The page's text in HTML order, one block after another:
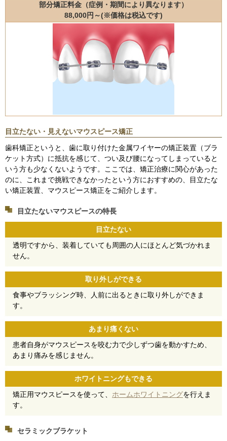
部分矯正料金（症例・期間により異なります）
88,000円～(※価格は税込です)
目立たない・見えないマウスピース矯正
歯科矯正というと、歯に取り付けた金属ワイヤーの矯正装置（ブラ
ケット方式）に抵抗を感じて、つい及び腰になってしまっていると
いう方も少なくないようです。ここでは、矯正治療に関心があった
のに、これまで挑戦できなかったという方におすすめの、目立たな
い矯正装置、マウスピース矯正をご紹介します。
目立たないマウスピースの特長
目立たない
透明ですから、装着していても周囲の人にほとんど気づかれま
せん。
取り外しができる
食事やブラッシング時、人前に出るときに取り外しができま
す。
あまり痛くない
患者自身がマウスピースを咬む力で少しずつ歯を動かすため、
あまり痛みを感じません。
ホワイトニングもできる
矯正用マウスピースを使って、 ホームホワイトニングを行えま
す。
セラミックブラケット